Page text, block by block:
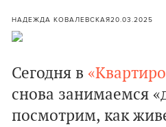
НАДЕЖДА КОВАЛЕВСКАЯ20.03.2025
Сегодня в
снова занимаемся
посмотрим, как